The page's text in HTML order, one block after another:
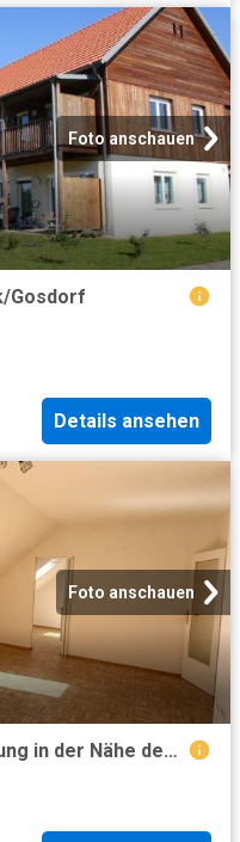
Foto anschauen
Gosdorf
Details ansehen
Foto anschauen
Komfortable 3 Zimmer Wohnung in der Nähe des Hauptplatzes in Mureck